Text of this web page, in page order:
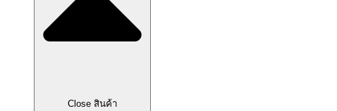
Close สินค้า